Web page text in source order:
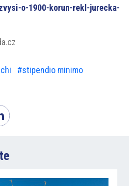
o-1900-korun-rekl-jurecka-
#stipendio minimo